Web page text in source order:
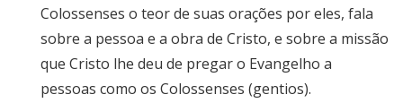
Colossenses o teor de suas orações por eles, fala
sobre a pessoa e a obra de Cristo, e sobre a missão
que Cristo lhe deu de pregar o Evangelho a
pessoas como os Colossenses (gentios).